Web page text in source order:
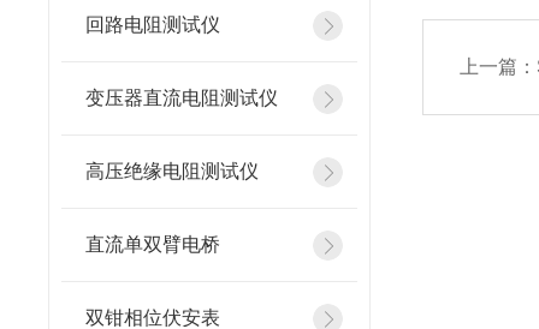
回路电阻测试仪
变压器直流电阻测试仪
高压绝缘电阻测试仪
直流单双臂电桥
双钳相位伏安表
上一篇：